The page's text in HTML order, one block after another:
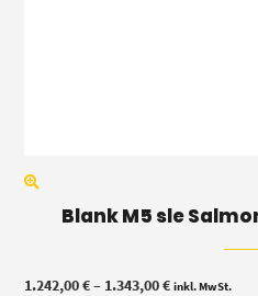
Blank M5 sle
1.242,00€– 1.343,00€Preisspanne:
inkl. MwSt.